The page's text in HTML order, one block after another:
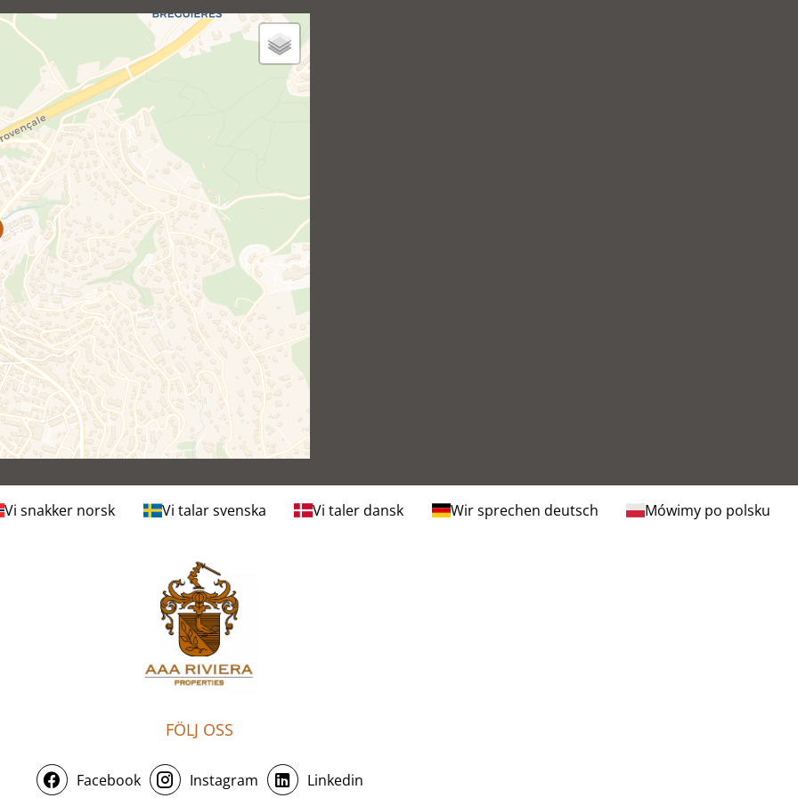
Vi snakker norsk Vi talar svenska Vi taler dansk Wir sprechen deutsch Mówimy po polsku
FÖLJ OSS
Facebook Instagram Linkedin